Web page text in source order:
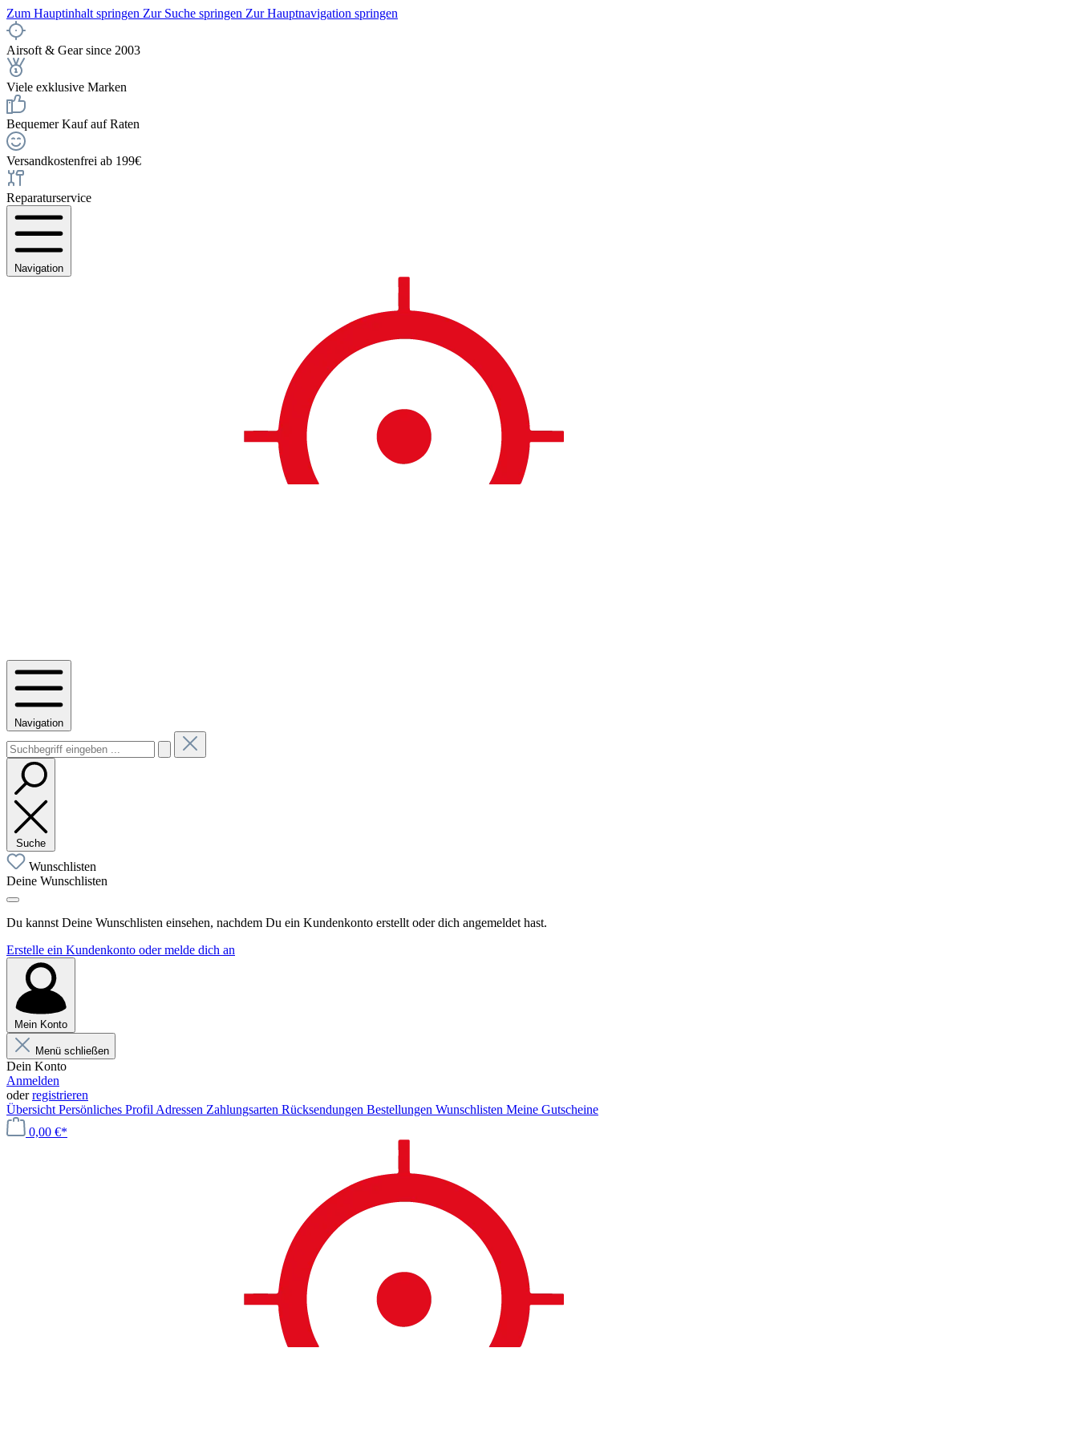
Zum Hauptinhalt springen Zur Suche springen Zur Hauptnavigation springen
Airsoft & Gear since 2003
Viele exklusive Marken
Bequemer Kauf auf Raten
Versandkostenfrei ab 199€
Reparaturservice
Navigation
Navigation
Suche
Wunschlisten
Deine Wunschlisten
Du kannst Deine Wunschlisten einsehen, nachdem Du ein Kundenkonto erstellt oder dich angemeldet hast.
Erstelle ein Kundenkonto oder melde dich an
Mein Konto
Menü schließen
Dein Konto
Anmelden
oderregistrieren
Übersicht Persönliches Profil Adressen Zahlungsarten Rücksendungen Bestellungen Wunschlisten Meine Gutscheine
0,00 €*